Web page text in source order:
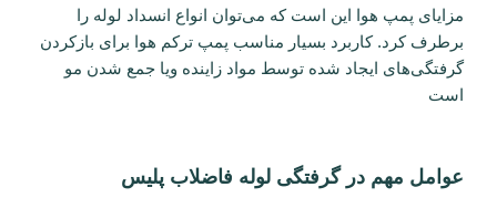
مزایای پمپ هوا این است که می‌توان انواع انسداد لوله را
برطرف کرد. کاربرد بسیار مناسب پمپ ترکم هوا برای بازکردن
گرفتگی‌های ایجاد شده توسط مواد زاینده ویا جمع شدن مو
است
عوامل مهم در گرفتگی لوله فاضلاب پلیس